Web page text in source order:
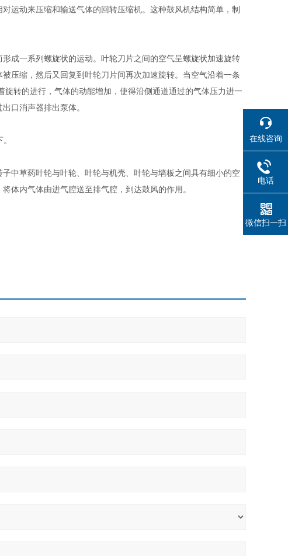
运动来压缩和输送气体的回转压缩机。这种鼓风机结构简单，制
成一系列螺旋状的运动。叶轮刀片之间的空气呈螺旋状加速旋转
压缩，然后又回复到叶轮刀片间再次加速旋转。当空气沿着一条
转的进行，气体的动能增加，使得沿侧通道通过的气体压力进一
口消声器排出泵体。
中草药叶轮与叶轮、叶轮与机壳、叶轮与墙板之间具有细小的空
体内气体由进气腔送至排气腔，到达鼓风的作用。
在线咨询
电话
微信扫一扫